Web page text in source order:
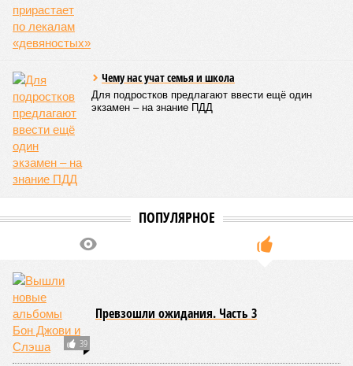
Из слов Белозёрова и приведённых фактов легко сделать
вывод о том, что ОАО «РЖД» занималось в Армении не
деловой активностью, а сугубой благотворительностью, не
зарабатывало само, а давало зарабатывать другим и,
выходит, никак не гарантировало собственные интересы.
«Пока самая популярная в Армении точка зрения по
поводу будущего железных дорог рес­публики –
национализировать пути сообщения и, естественно,
ничего РЖД не компенсировать. Модернизация железных
дорог Армении за счёт России в Ереване считается
совершенно естественной»
Вот только почему для менеджмента РЖД столь же
естественным считается вкладываться в закавказскую
тольконе решены
возникают
Белозёров?
Гарник Туманян, политолог